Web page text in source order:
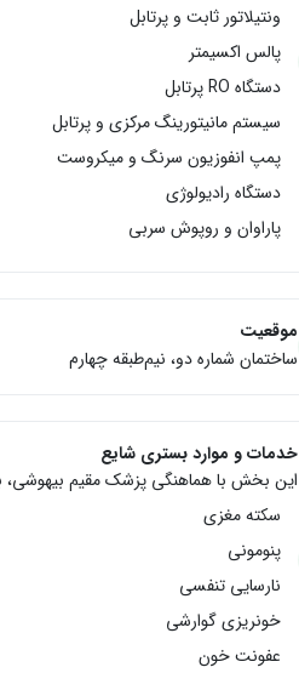
ونتیلاتور ثابت و پرتابل
پالس اکسیمتر
دستگاه RO پرتابل
سیستم مانیتورینگ مرکزی و پرتابل
پمپ انفوزیون سرنگ و میکروست
دستگاه رادیولوژی
پاراوان و روپوش سربی
موقعیت
ساختمان شماره دو، نیم‌طبقه چهارم
خدمات و موارد بستری شایع
این بخش با هماهنگی پزشک مقیم بیهوشی،
سکته مغزی
پنومونی
نارسایی تنفسی
خونریزی گوارشی
عفونت خون